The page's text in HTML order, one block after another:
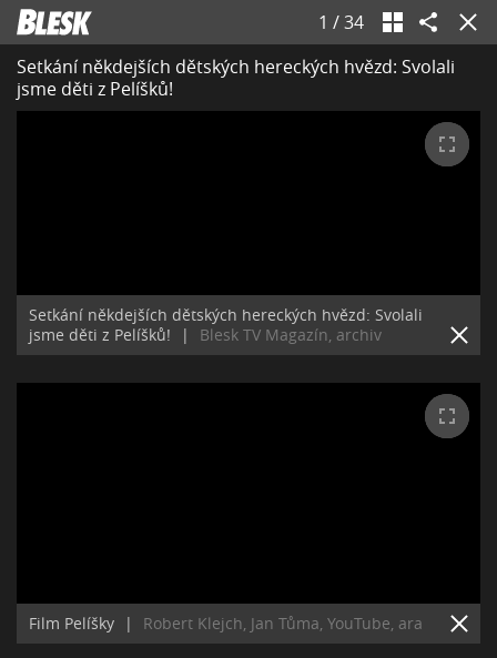
1 /34
Setkání někdejších dětských hereckých hvězd: Svolali
jsme děti z Pelíšků!
Setkání někdejších dětských hereckých hvězd: Svolali
jsme děti z Pelíšků!
| Blesk TV Magazín, archiv
Film Pelíšky | Robert Klejch, Jan Tůma, YouTube, ara